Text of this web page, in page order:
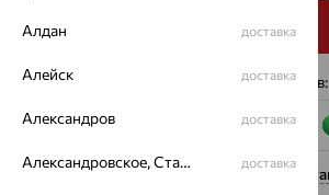
Купить
4 платежа по 5 323 с помощью сервисов:
Нужна помощь
Алдан доставка
Алейск доставка
Александров доставка
Александровское, Ставропольский край доставка